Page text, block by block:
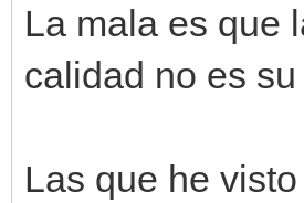
La mala es que
calidad no es su
Las que he